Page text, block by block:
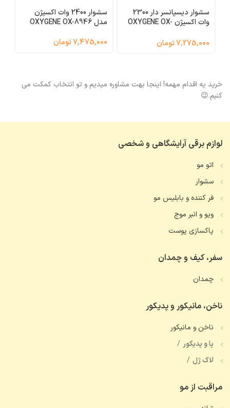
سشوار دیسپانسر دار 2300
وات اکسیژن OXYGENE OX-
7,275,000 تومان
سشوار 2400 وات اکسیژن
مدل OXYGENE OX-8946
7,475,000 تومان
خرید یه اقدام مهمه! اینجا بهت مشاوره میدیم و تو انتخاب کمکت می
کنیم.😉
لوازم برقی آرایشگاهی و شخصی
اتو مو
سشوار
فر کننده و بابلیس مو
ویو و انبر موج
پاکسازی پوست
سفر، کیف و چمدان
چمدان
ناخن، مانیکور و پدیکور
ناخن و مانیکور
پا و پدیکور
لاک ژل
مراقبت از مو